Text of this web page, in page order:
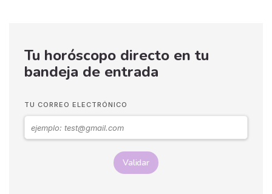
Tu horóscopo directo en tu
bandeja de entrada
TU CORREO ELECTRÓNICO
Validar